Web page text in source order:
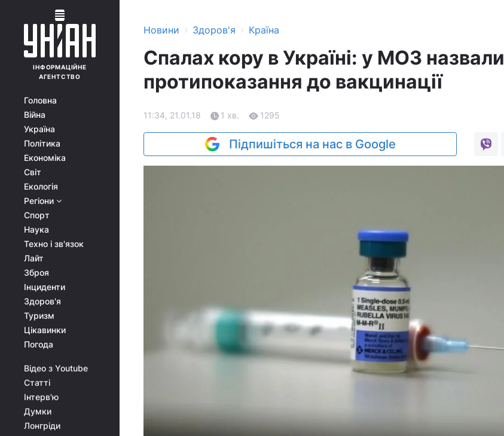
ІНФОРМАЦІЙНЕ
АГЕНТСТВО
Головна
Війна
Україна
Політика
Економіка
Світ
Екологія
Регіони
Спорт
Наука
Техно і зв'язок
Лайт
Зброя
Інциденти
Здоров'я
Туризм
Цікавинки
Погода
Відео з Youtube
Статті
Інтерв'ю
Думки
Лонгріди
Новини › Здоров'я › Країна
Спалах кору в Україні: у МОЗ назвали
протипоказання до вакцинації
11:34, 21.01.18 1 хв. 1295
Підпишіться на нас в Google